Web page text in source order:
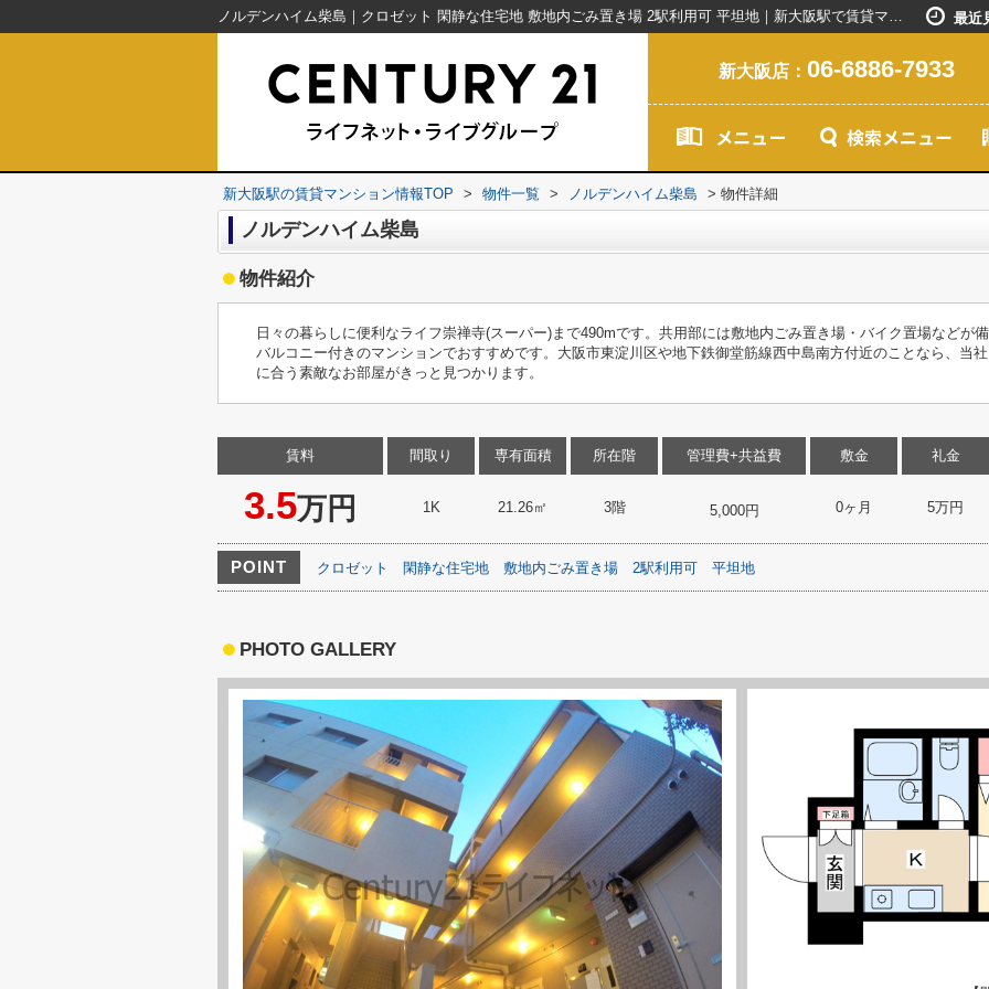
ノルデンハイム柴島｜クロゼット 閑静な住宅地 敷地内ごみ置き場 2駅利用可 平坦地｜新大阪駅で賃貸マンションを探すなら創業20年以上のセンチュリー21ライフネット・ライブグループ 最近
新大阪店： 06-6886-7933
新大阪駅の賃貸マンション情報TOP > 物件一覧 > ノルデンハイム柴島 > 物件詳細
ノルデンハイム柴島
物件紹介
日々の暮らしに便利なライフ崇禅寺(スーパー)まで490mです。共用部には敷地内ごみ置き場・バイク置場などが
バルコニー付きのマンションでおすすめです。大阪市東淀川区や地下鉄御堂筋線西中島南方付近のことなら、当
に合う素敵なお部屋がきっと見つかります。
賃料
3.5万円
間取り
1K
専有面積
21.26㎡
所在階
3階
管理費+共益費
5,000円
敷金
0ヶ月
礼金
5万円
POINT クロゼット 閑静な住宅地 敷地内ごみ置き場 2駅利用可 平坦地
PHOTO GALLERY